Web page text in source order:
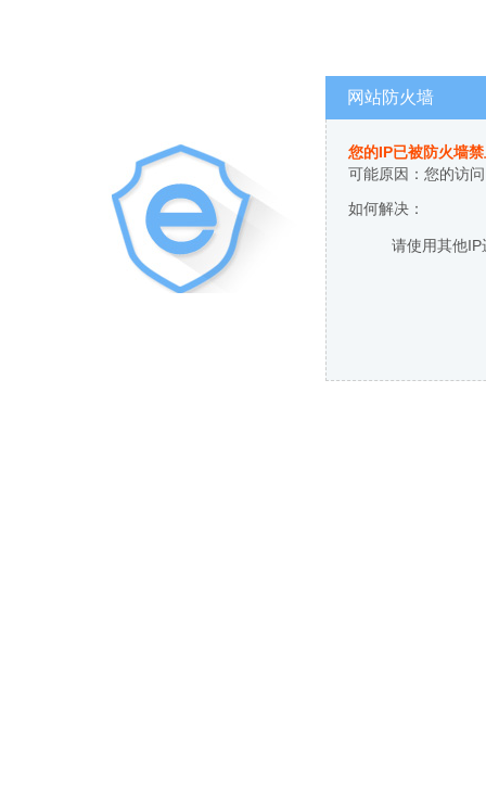
网站防火墙
您的IP已被防火墙
可能原因：您的访
如何解决：
请使用其他